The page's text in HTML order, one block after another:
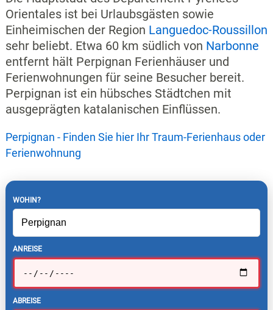
Orientales ist bei Urlaubsgästen sowie
Einheimischen der Region Languedoc-Roussillon
sehr beliebt. Etwa 60 km südlich von Narbonne
entfernt hält Perpignan Ferienhäuser und
Ferienwohnungen für seine Besucher bereit.
Perpignan ist ein hübsches Städtchen mit
ausgeprägten katalanischen Einflüssen.
Perpignan - Finden Sie hier Ihr Traum-Ferienhaus oder
Ferienwohnung
WOHIN?
ANREISE
ABREISE